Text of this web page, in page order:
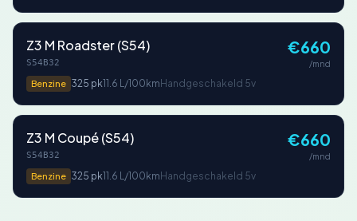
Z3 M Roadster (S54)
S54B32
Benzine 325 pk11.6 L/100km Handgeschakeld 5v
€660
/mnd
Z3 M Coupé (S54)
S54B32
Benzine 325 pk11.6 L/100km Handgeschakeld 5v
€660
/mnd